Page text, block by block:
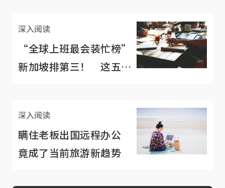
深入阅读
“全球上班最会装忙榜”
新加坡排第三！ 这五招
深入阅读
瞒住老板出国远程办公
竟成了当前旅游新趋势